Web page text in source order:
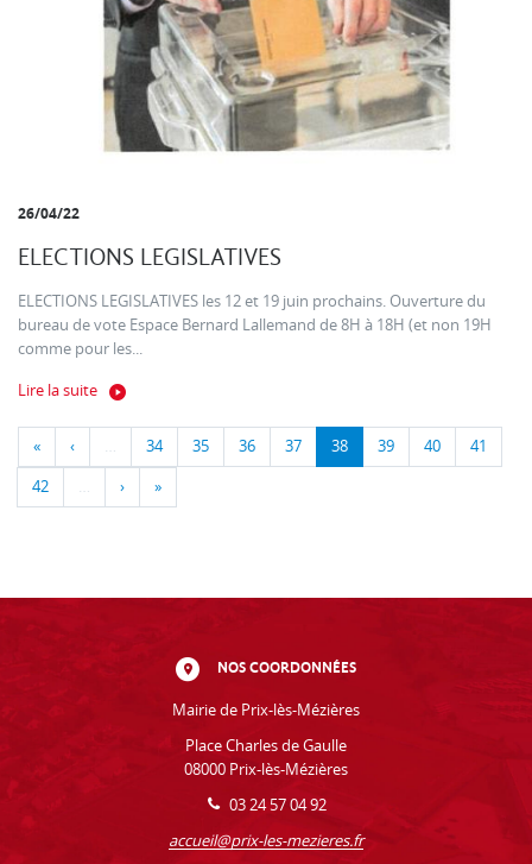
26/04/22
ELECTIONS LEGISLATIVES
ELECTIONS LEGISLATIVES les 12 et 19 juin prochains. Ouverture du
bureau de vote Espace Bernard Lallemand de 8H à 18H (et non 19H
comme pour les...
Lire la suite
« ‹ … 34 35 36 37 38 39 40 41
42 … › »
NOS COORDONNÉES
Mairie de Prix-lès-Mézières
Place Charles de Gaulle
08000 Prix-lès-Mézières
03 24 57 04 92
accueil@prix-les-mezieres.fr